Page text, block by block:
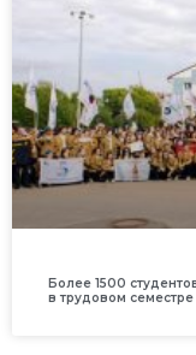
Более 1500
в трудовом семестре